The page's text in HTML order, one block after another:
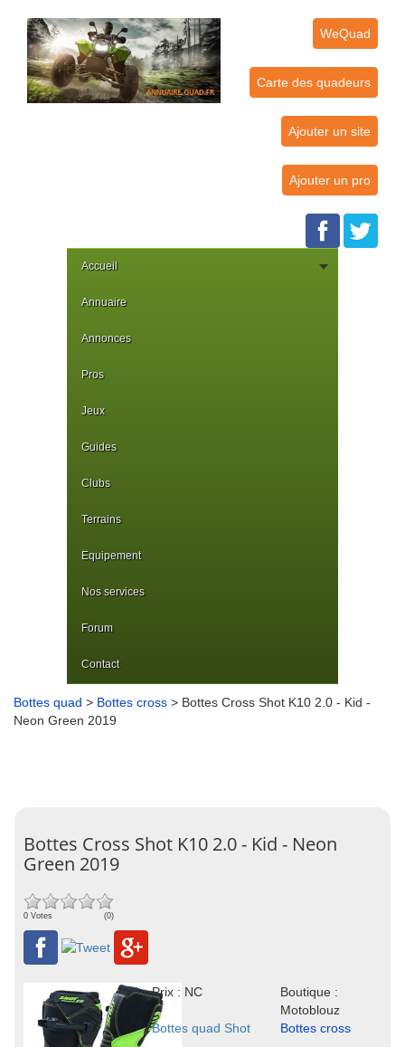
WeQuad
Carte des quadeurs
Ajouter un site
Ajouter un pro
Accueil
Annuaire
Annonces
Pros
Jeux
Guides
Clubs
Terrains
Equipement
Nos services
Forum
Contact
Bottes quad > Bottes cross > Bottes Cross Shot K10 2.0 - Kid -
Neon Green 2019
Bottes Cross Shot K10 2.0 - Kid - Neon
Green 2019
0 Votes (0)
Prix : NC
Boutique :
Motoblouz
Bottes quad Shot
Bottes cross